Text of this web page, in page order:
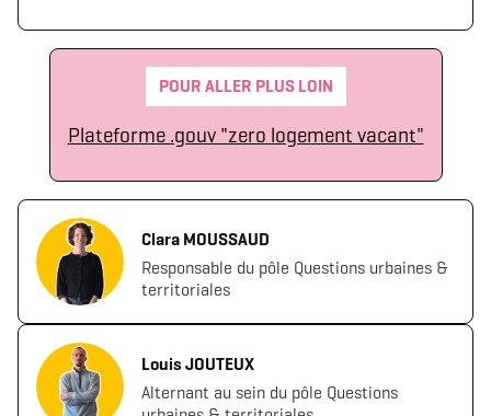
POUR ALLER PLUS LOIN
Plateforme .gouv "zero logement vacant"
Clara MOUSSAUD
Responsable du pôle Questions urbaines &
territoriales
Louis JOUTEUX
Alternant au sein du pôle Questions